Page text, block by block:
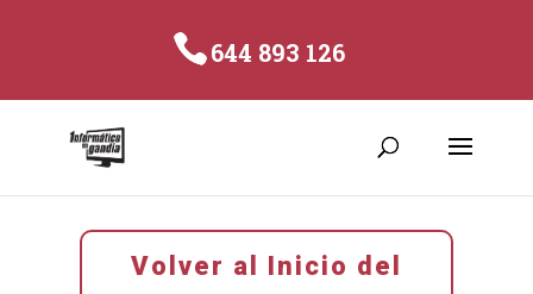
644 893 126
Volver al Inicio del